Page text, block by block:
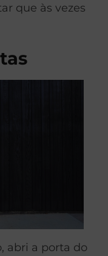
que às vezes
abri a porta do